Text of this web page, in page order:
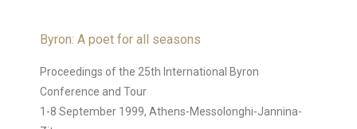
Byron: A poet for all seasons
Proceedings of the 25th International Byron
Conference and Tour
1-8 September 1999, Athens-Messolonghi-Jannina-